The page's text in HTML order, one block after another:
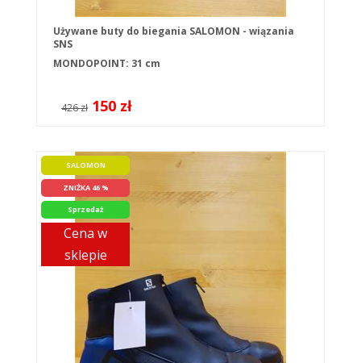
Używane buty do biegania SALOMON - wiązania
SNS
MONDOPOINT: 31 cm
426 zł 150 zł
SALOMON
ZNIŻKA 46 %
Sprzedaż
Cena w
sklepie